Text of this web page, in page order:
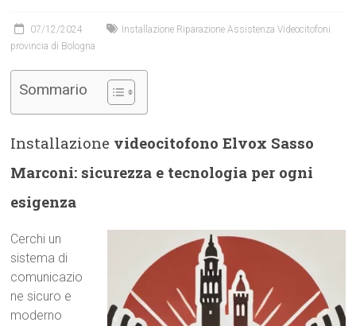
07/12/2024
Installazione Riparazione Assistenza Videocitofoni
provincia di Bologna
Sommario
Installazione videocitofono Elvox Sasso
Marconi: sicurezza e tecnologia per ogni
esigenza
Cerchi un
sistema di
comunicazio
ne sicuro e
moderno